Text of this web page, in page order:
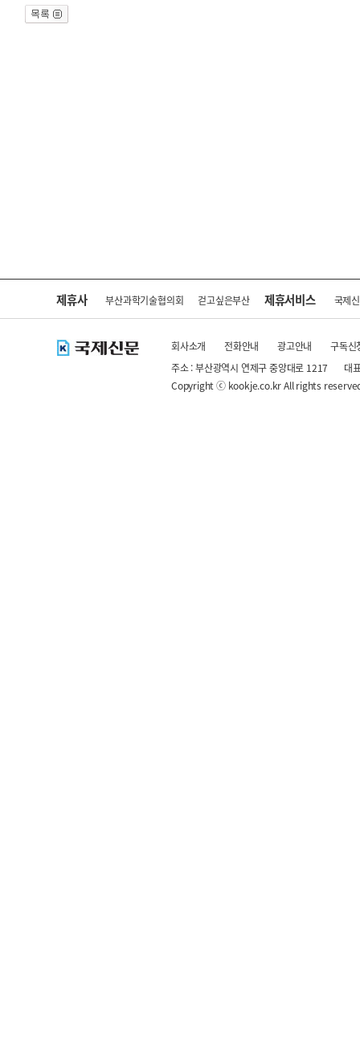
제휴사 부산과학기술협의회 걷고싶은부산 제휴서비스 국제
회사소개 전화안내 광고안내
구독신
주소 : 부산광역시 연제구 중앙대로 1217
대
Copyright ⓒ kookje.co.kr All rights